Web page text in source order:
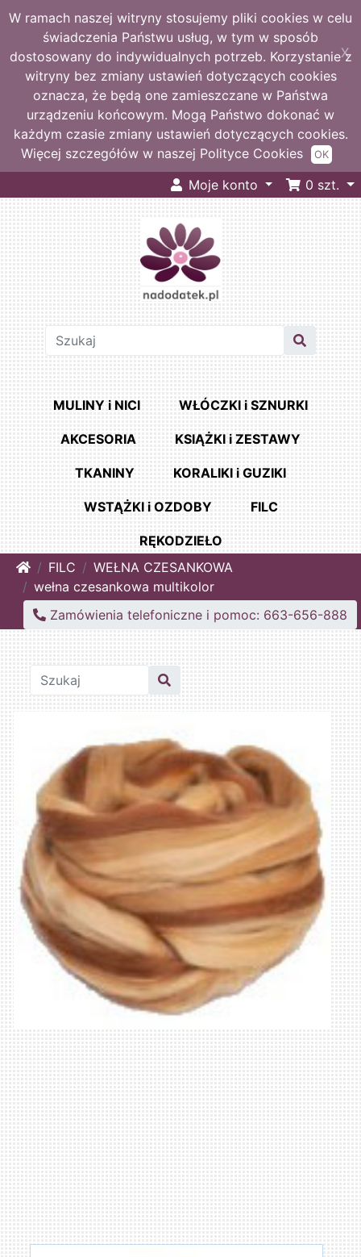
W ramach naszej witryny stosujemy pliki cookies w celu
świadczenia Państwu usług, w tym w sposób
dostosowany do indywidualnych potrzeb. Korzystanie z
witryny bez zmiany ustawień dotyczących cookies
oznacza, że będą one zamieszczane w Państwa
urządzeniu końcowym. Mogą Państwo dokonać w
każdym czasie zmiany ustawień dotyczących cookies.
Więcej szczegółów w naszej Polityce Cookies
X
OK
Moje konto 0 szt.
MULINY i NICI WŁÓCZKI i SZNURKI
AKCESORIA KSIĄŻKI i ZESTAWY
TKANINY KORALIKI i GUZIKI
WSTĄŻKI i OZDOBY FILC
RĘKODZIEŁO
Home
FILC
WEŁNA CZESANKOWA
wełna czesankowa multikolor
Zamówienia telefoniczne i pomoc: 663-656-888